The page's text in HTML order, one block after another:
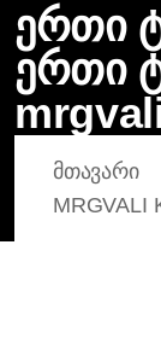
ერთი
ერთი
ᲛᲗᲐᲕᲐᲠᲘ
MRGVALI